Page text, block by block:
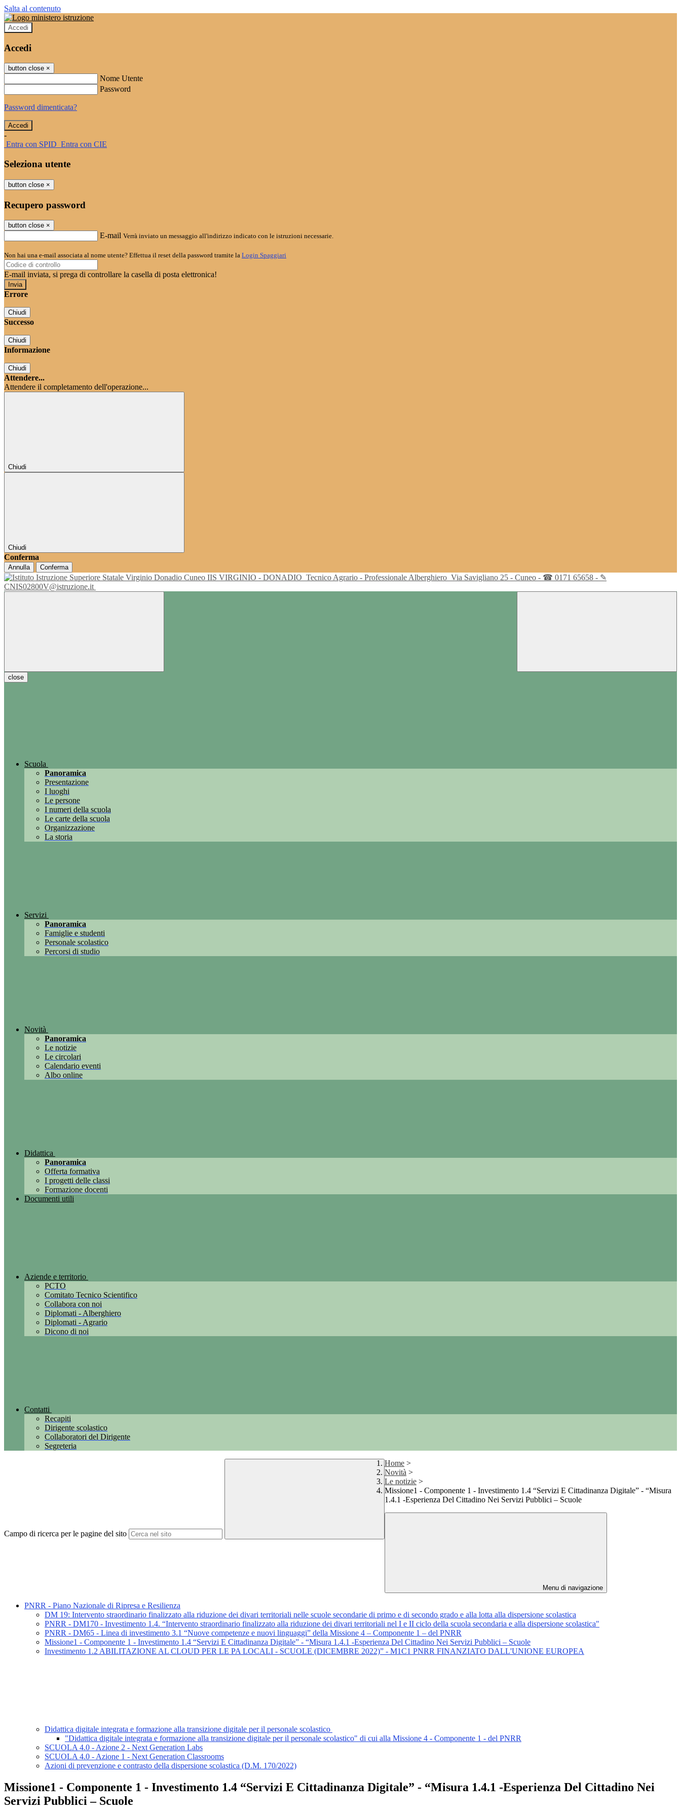
Salta al contenuto
Accedi
Accedi
button close ×
Nome Utente
Password
Password dimenticata?
-
Entra con SPID Entra con CIE
Seleziona utente
button close ×
Recupero password
button close ×
E-mail Verrà inviato un messaggio all'indirizzo indicato con le istruzioni necessarie.
Non hai una e-mail associata al nome utente? Effettua il reset della password tramite la Login Spaggiari
E-mail inviata, si prega di controllare la casella di posta elettronica!
Errore
Chiudi
Successo
Chiudi
Informazione
Chiudi
Attendere...
Attendere il completamento dell'operazione...
Chiudi
Chiudi
Conferma
Annulla Conferma
IIS VIRGINIO - DONADIO Tecnico Agrario - Professionale Alberghiero Via Savigliano 25 - Cuneo - ☎ 0171 65658 - ✎
CNIS02800V@istruzione.it
close
Scuola
Panoramica
Presentazione
I luoghi
Le persone
I numeri della scuola
Le carte della scuola
Organizzazione
La storia
Servizi
Panoramica
Famiglie e studenti
Personale scolastico
Percorsi di studio
Novità
Panoramica
Le notizie
Le circolari
Calendario eventi
Albo online
Didattica
Panoramica
Offerta formativa
I progetti delle classi
Formazione docenti
Documenti utili
Aziende e territorio
PCTO
Comitato Tecnico Scientifico
Collabora con noi
Diplomati - Alberghiero
Diplomati - Agrario
Dicono di noi
Contatti
Recapiti
Dirigente scolastico
Collaboratori del Dirigente
Segreteria
Campo di ricerca per le pagine del sito
Home >
Novità >
Le notizie >
Missione1 - Componente 1 - Investimento 1.4 “Servizi E Cittadinanza Digitale” - “Misura
1.4.1 -Esperienza Del Cittadino Nei Servizi Pubblici – Scuole
Menu di navigazione
PNRR - Piano Nazionale di Ripresa e Resilienza
DM 19: Intervento straordinario finalizzato alla riduzione dei divari territoriali nelle scuole secondarie di primo e di secondo grado e alla lotta alla dispersione scolastica
PNRR - DM170 - Investimento 1.4. “Intervento straordinario finalizzato alla riduzione dei divari territoriali nel I e II ciclo della scuola secondaria e alla dispersione scolastica"
PNRR - DM65 - Linea di investimento 3.1 “Nuove competenze e nuovi linguaggi” della Missione 4 – Componente 1 – del PNRR
Missione1 - Componente 1 - Investimento 1.4 “Servizi E Cittadinanza Digitale” - “Misura 1.4.1 -Esperienza Del Cittadino Nei Servizi Pubblici – Scuole
Investimento 1.2 ABILITAZIONE AL CLOUD PER LE PA LOCALI - SCUOLE (DICEMBRE 2022)” - M1C1 PNRR FINANZIATO DALL'UNIONE EUROPEA
Didattica digitale integrata e formazione alla transizione digitale per il personale scolastico
"Didattica digitale integrata e formazione alla transizione digitale per il personale scolastico" di cui alla Missione 4 - Componente 1 - del PNRR
SCUOLA 4.0 - Azione 2 - Next Generation Labs
SCUOLA 4.0 - Azione 1 - Next Generation Classrooms
Azioni di prevenzione e contrasto della dispersione scolastica (D.M. 170/2022)
Missione1 - Componente 1 - Investimento 1.4 “Servizi E Cittadinanza Digitale” - “Misura 1.4.1 -Esperienza Del Cittadino Nei
Servizi Pubblici – Scuole